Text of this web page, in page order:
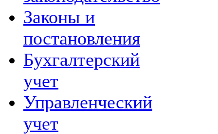
Законы и
постановления
Бухгалтерский
учет
Управленческий
учет